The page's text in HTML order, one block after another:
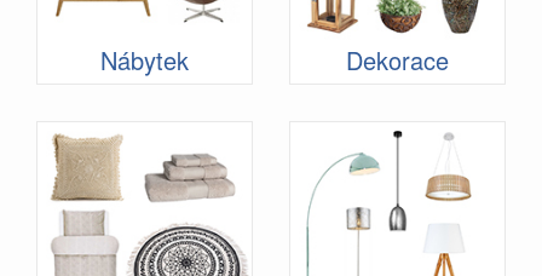
Nábytek Dekorace